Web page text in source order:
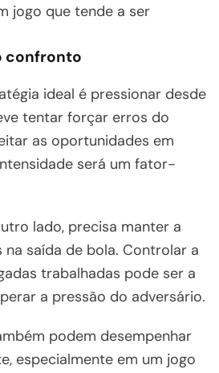
jogo que tende a ser
confronto
ideal é pressionar desde
tentar forçar erros do
as oportunidades em
será um fator-
lado, precisa manter a
saída de bola. Controlar a
trabalhadas pode ser a
a pressão do adversário.
podem desempenhar
especialmente em um jogo